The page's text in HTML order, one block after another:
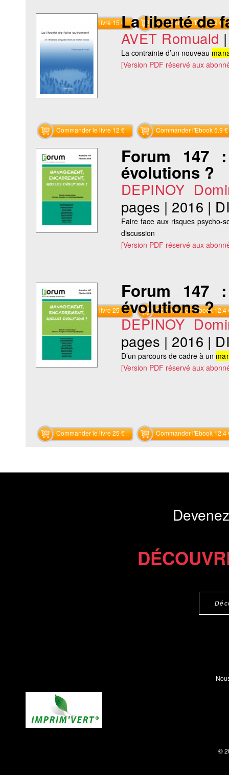
Commander le livre 15 € Commander l'Ebook 9 €
La liberté de
AVET Romuald
La contrainte d’un nouveau
[Version PDF réservé aux
Commander le livre 12 € Commander l'Ebook 5.9 €
Forum 147 :
évolutions ?
DEPINOY
pages | 2016 |
Faire face aux risques psycho-
discussion
[Version PDF réservé aux
Commander le livre 25 € Commander l'Ebook 12.4
Forum 147 :
évolutions ?
DEPINOY
pages | 2016 |
D’un parcours de cadre à un
[Version PDF réservé aux
Commander le livre 25 € Commander l'Ebook 12.4
©